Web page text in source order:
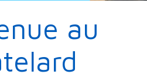
au